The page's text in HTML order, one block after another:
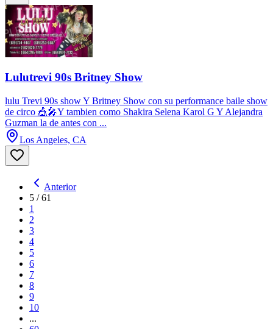
Lulutrevi 90s Britney Show
lulu Trevi 90s show Y Britney Show con su performance baile show
de circo 🎪🎤Y tambien como Shakira Selena Karol G Y Alejandra
Guzman la de antes con ...
Los Angeles, CA
Anterior
5 /61
1
2
3
4
5
6
7
8
9
10
...